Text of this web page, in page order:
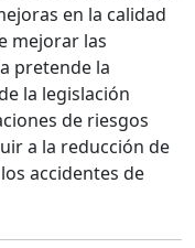
en la calidad
mejorar las
pretende la
la legislación
de riesgos
a la reducción de
accidentes de